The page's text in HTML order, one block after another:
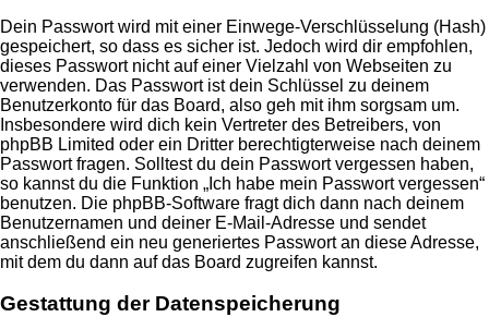
Dein Passwort wird mit einer Einwege-Verschlüsselung (Hash)
gespeichert, so dass es sicher ist. Jedoch wird dir empfohlen,
dieses Passwort nicht auf einer Vielzahl von Webseiten zu
verwenden. Das Passwort ist dein Schlüssel zu deinem
Benutzerkonto für das Board, also geh mit ihm sorgsam um.
Insbesondere wird dich kein Vertreter des Betreibers, von
phpBB Limited oder ein Dritter berechtigterweise nach deinem
Passwort fragen. Solltest du dein Passwort vergessen haben,
so kannst du die Funktion „Ich habe mein Passwort vergessen“
benutzen. Die phpBB-Software fragt dich dann nach deinem
Benutzernamen und deiner E-Mail-Adresse und sendet
anschließend ein neu generiertes Passwort an diese Adresse,
mit dem du dann auf das Board zugreifen kannst.
Gestattung der Datenspeicherung